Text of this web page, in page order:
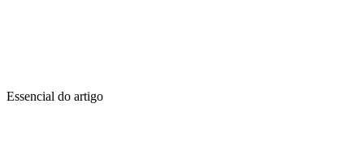
Essencial do artigo